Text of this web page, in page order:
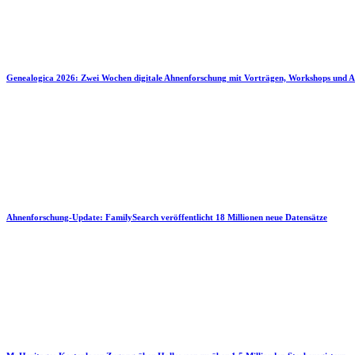
Genealogica 2026: Zwei Wochen digitale Ahnenforschung mit Vorträgen, Workshops und
Ahnenforschung-Update: FamilySearch veröffentlicht 18 Millionen neue Datensätze